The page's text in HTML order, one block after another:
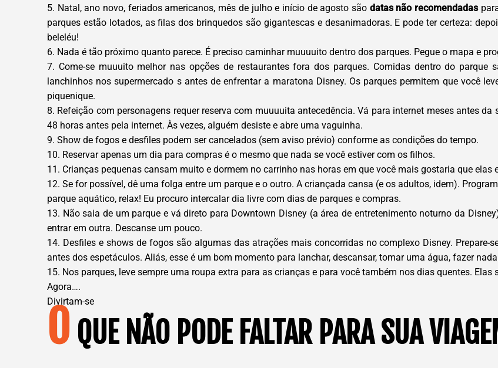
5. Natal, ano novo, feriados americanos, mês de julho e início de agosto são datas não recomendadas
parques estão lotados, as filas dos brinquedos são gigantescas e desanimadoras. E pode ter certeza:
beleléu!
6. Nada é tão próximo quanto parece. É preciso caminhar muuuuito dentro dos parques. Pegue o mapa e
7. Come-se muuuito melhor nas opções de restaurantes fora dos parques. Comidas dentro do parque
lanchinhos nos supermercado s antes de enfrentar a maratona Disney. Os parques permitem que você
piquenique.
8. Refeição com personagens requer reserva com muuuuita antecedência. Vá para internet meses antes
48 horas antes pela internet. Às vezes, alguém desiste e abre uma vaguinha.
9. Show de fogos e desfiles podem ser cancelados (sem aviso prévio) conforme as condições do tempo.
10. Reservar apenas um dia para compras é o mesmo que nada se você estiver com os filhos.
11. Crianças pequenas cansam muito e dormem no carrinho nas horas em que você mais gostaria que elas
12. Se for possível, dê uma folga entre um parque e o outro. A criançada cansa (e os adultos, idem).
parque aquático, relax! Eu procuro intercalar dia livre com dias de parques e compras.
13. Não saia de um parque e vá direto para Downtown Disney (a área de entretenimento noturno da
entrar em outra. Descanse um pouco.
14. Desfiles e shows de fogos são algumas das atrações mais concorridas no complexo Disney.
antes dos espetáculos. Aliás, esse é um bom momento para lanchar, descansar, tomar uma água, fazer
15. Nos parques, leve sempre uma roupa extra para as crianças e para você também nos dias quentes.
Agora….
Divirtam-se
O QUE NÃO PODE FALTAR PARA SUA